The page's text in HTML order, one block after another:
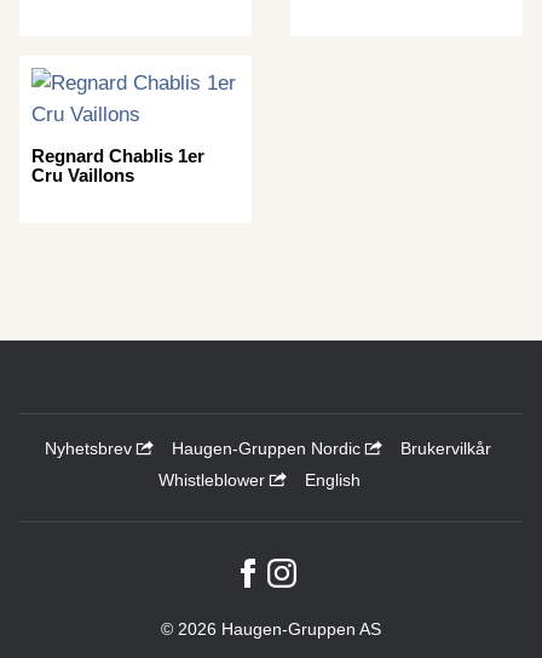
Regnard Chablis 1er
Cru Vaillons
Nyhetsbrev Haugen-Gruppen Nordic
Brukervilkår
Whistleblower
English
© 2026 Haugen-Gruppen AS